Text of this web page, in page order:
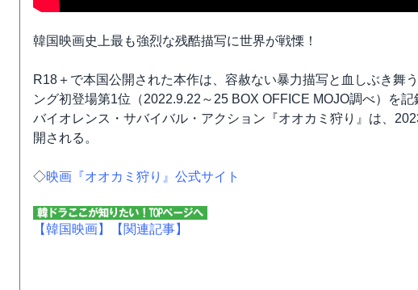
韓国映画史上最も強烈な残酷描写に世界が戦慄！
R18＋で本国公開された本作は、容赦ない暴力描写と血しぶき舞
ング初登場第1位（2022.9.22～25 BOX OFFICE MOJO調べ）を
バイオレンス・サバイバル・アクション『オオカミ狩り』は、
開される。
◇映画『オオカミ狩り』公式サイト
【韓国映画】 【関連記事】